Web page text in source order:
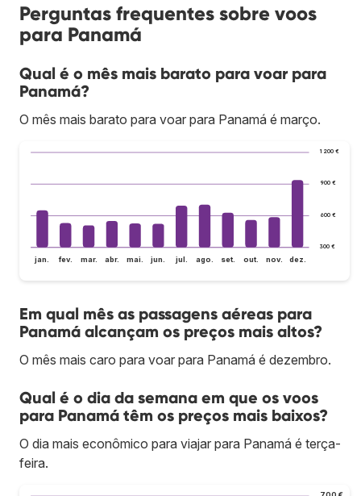
Perguntas frequentes sobre voos
para Panamá
Qual é o mês mais barato para voar para
Panamá?
O mês mais barato para voar para Panamá é março.
300 €
600 €
900 €
1 200 €
jan. fev. mar. abr. mai. jun. jul. ago. set. out. nov. dez.
Em qual mês as passagens aéreas para
Panamá alcançam os preços mais altos?
O mês mais caro para voar para Panamá é dezembro.
Qual é o dia da semana em que os voos
para Panamá têm os preços mais baixos?
O dia mais econômico para viajar para Panamá é terça-
feira.